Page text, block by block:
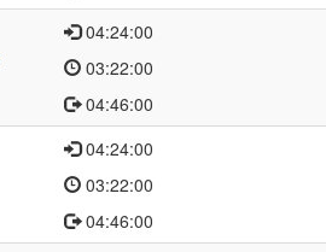
04:24:00
03:22:00
04:46:00
04:24:00
03:22:00
04:46:00